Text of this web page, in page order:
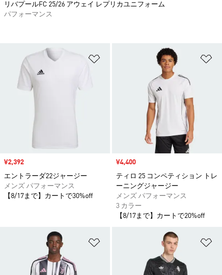
ほしいものリストに追加
セール価格
¥2,392
エントラーダ22ジャージー
メンズ パフォーマンス
【8/17まで】カートで30%off
セール価格
¥4,400
ティロ 25 コンペティション トレ
ーニングジャージー
メンズ パフォーマンス
3 カラー
【8/17まで】カートで20%off
ほしいものリストに追加
リバプールFC 25/26 アウェイ レプリカユニフォーム
パフォーマンス